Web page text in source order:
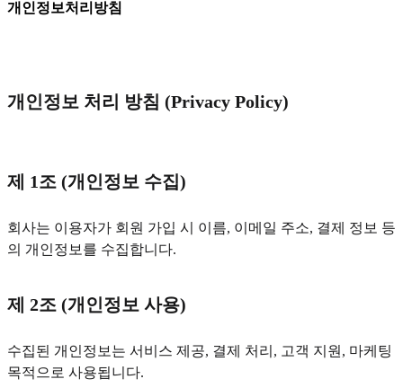
개인정보처리방침
개인정보 처리 방침 (Privacy Policy)
제 1조 (개인정보 수집)
회사는 이용자가 회원 가입 시 이름, 이메일 주소, 결제 정보 등
의 개인정보를 수집합니다.
제 2조 (개인정보 사용)
수집된 개인정보는 서비스 제공, 결제 처리, 고객 지원, 마케팅
목적으로 사용됩니다.